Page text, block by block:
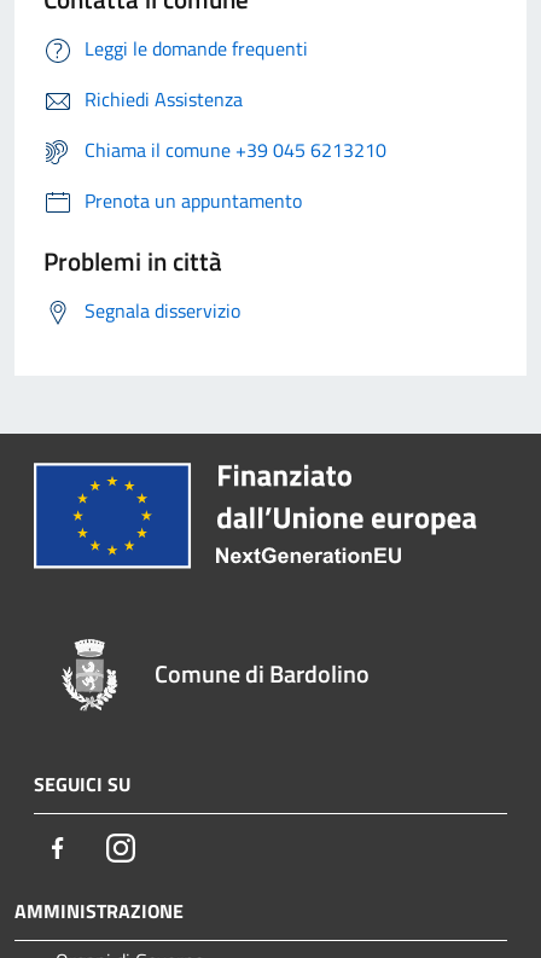
Leggi le domande frequenti
Richiedi Assistenza
Chiama il comune +39 045 6213210
Prenota un appuntamento
Problemi in città
Segnala disservizio
Comune di Bardolino
SEGUICI SU
FacebookInstagram
AMMINISTRAZIONE